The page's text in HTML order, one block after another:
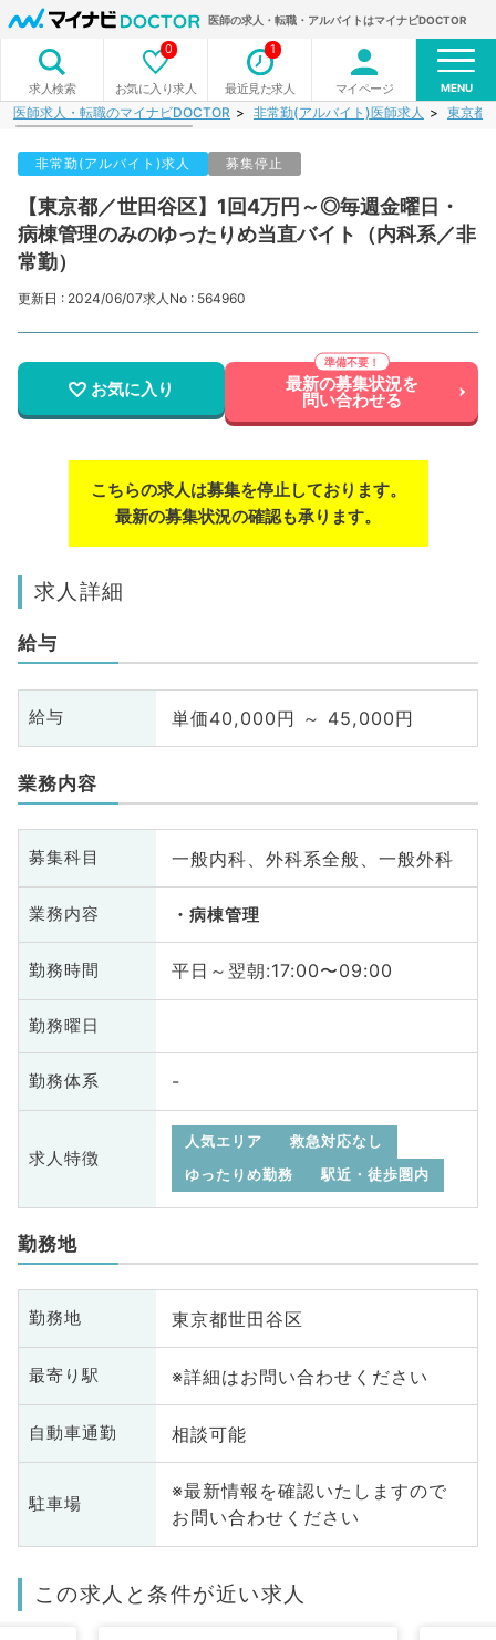
医師の求人・転職・アルバイトはマイナビDOCTOR
求人検索 お気に入り求人
0
最近見た求人
1
マイページ MENU
医師求人・転職のマイナビDOCTOR 非常勤(アルバイト)医師求人 東京都
非常勤(アルバイト)求人 募集停止
【東京都／世田谷区】1回4万円～◎毎週金曜日・
病棟管理のみのゆったりめ当直バイト（内科系／非
常勤）
更新日 : 2024/06/07求人No : 564960
お気に入り 最新の募集状況を
問い合わせる
こちらの求人は募集を停止しております。
最新の募集状況の確認も承ります。
求人詳細
給与
給与 単価40,000円 ～ 45,000円
業務内容
募集科目 一般内科、外科系全般、一般外科
業務内容 病棟管理
勤務時間 平日～翌朝:17:00〜09:00
勤務曜日
勤務体系 -
求人特徴
人気エリア
救急対応なし
ゆったりめ勤務
駅近・徒歩圏内
勤務地
勤務地 東京都世田谷区
最寄り駅 ※詳細はお問い合わせください
自動車通勤 相談可能
駐車場
※最新情報を確認いたしますので
お問い合わせください
この求人と条件が近い求人